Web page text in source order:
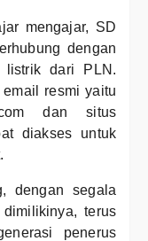
mengajar, SD
dengan
listrik dari PLN.
resmi yaitu
dan situs
diakses untuk
dengan segala
terus
penerus